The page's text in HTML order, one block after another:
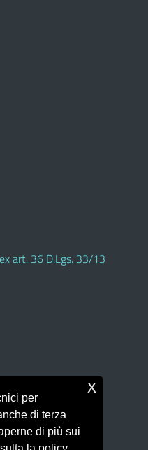
art. 36 D.Lgs. 33/13
per
di terza
di più sui
x